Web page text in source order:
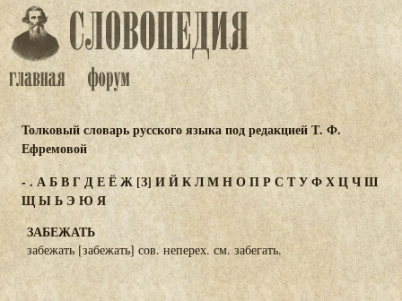
Толковый словарь русского языка под редакцией Т. Ф.
Ефремовой
- . АБВГДЕЁЖ [З] ИЙКЛМНОПРС ТУФХЦЧШ
ЩЫЬЭ ЮЯ
ЗАБЕЖАТЬ
забежать [забежать] сов. неперех. см. забегать.